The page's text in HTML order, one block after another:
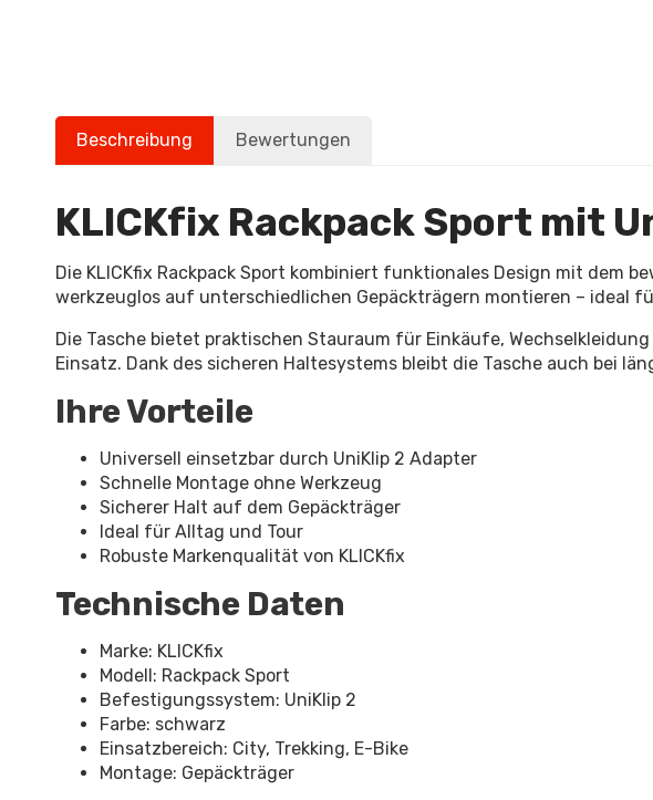
Beschreibung Bewertungen
KLICKfix Rackpack Sport mit
Die KLICKfix Rackpack Sport kombiniert funktionales Design mit dem
werkzeuglos auf unterschiedlichen Gepäckträgern montieren – ideal
Die Tasche bietet praktischen Stauraum für Einkäufe,
Einsatz. Dank des sicheren Haltesystems bleibt die Tasche auch bei
Ihre Vorteile
Universell einsetzbar durch UniKlip 2 Adapter
Schnelle Montage ohne Werkzeug
Sicherer Halt auf dem Gepäckträger
Ideal für Alltag und Tour
Robuste Markenqualität von KLICKfix
Technische Daten
Marke: KLICKfix
Modell: Rackpack Sport
Befestigungssystem: UniKlip 2
Farbe: schwarz
Einsatzbereich: City, Trekking, E-Bike
Montage: Gepäckträger